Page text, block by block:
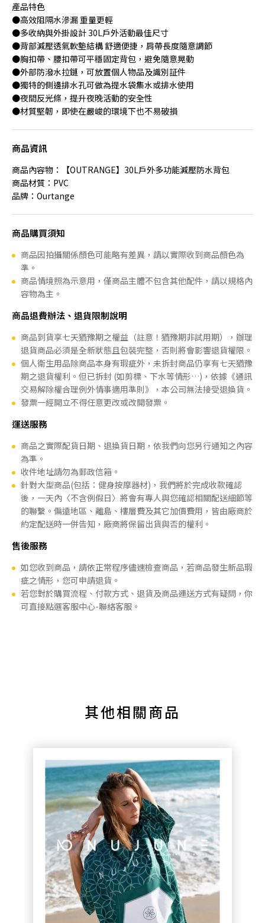
產品特色
●高效阻隔水滲漏 重量更輕
●多收納與外掛設計 30L戶外活動最佳尺寸
●背部減壓透氣軟墊結構 舒適便捷，肩帶長度隨意調節
●胸扣帶、腰扣帶可平穩固定背包，避免隨意晃動
●外部防潑水拉鏈，可放置個人物品及識別証件
●獨特的側邊排水孔可做為提水袋集水或排水使用
●夜間反光條，提升夜晚活動的安全性
●材質堅韌，即使在嚴峻的環境下也不易破損
商品資訊
商品內容物：【OUTRANGE】30L戶外多功能減壓防水背包
商品材質：PVC
品牌：Ourtange
商品購買須知
商品因拍攝關係顏色可能略有差異，請以實際收到商品顏色為
準。
商品情境照為示意用，僅商品主體不包含其他配件，請以規格內
容物為主。
商品退費辦法、退貨限制說明
商品到貨享七天猶豫期之權益（註意！猶豫期非試用期），辦理
退貨商品必須是全新狀態且包裝完整，否則將會影響退貨權限。
個人衛生用品除商品本身有瑕疵外，未拆封商品仍享有七天猶豫
期之退貨權利。但已拆封 (如剪標、下水等情形…)，依據《通訊
交易解除權合理例外情事適用準則》，本公司無法接受退換貨。
發票一經開立不得任意更改或改開發票。
運送服務
商品之實際配貨日期、退換貨日期，依我們向您另行通知之內容
為準。
收件地址請勿為郵政信箱。
針對大型商品(包括：健身按摩器材)，我們將於完成收款確認
後，一天內〈不含例假日〉將會有專人與您確認相關配送細節等
的聯繫。偏遠地區、離島、樓層費及其它加價費用，皆由廠商於
約定配送時一併告知，廠商將保留出貨與否的權利。
售後服務
如您收到商品，請依正常程序儘速檢查商品，若商品發生新品瑕
疵之情形，您可申請退貨。
若您對於購買流程、付款方式、退貨及商品運送方式有疑問，你
可直接點選客服中心-聯絡客服。
其他相關商品